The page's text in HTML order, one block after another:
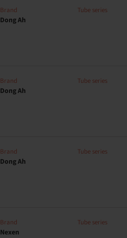
Brand
Dong Ah
Tube series
Brand
Dong Ah
Tube series
Brand
Dong Ah
Tube series
Brand
Nexen
Tube series